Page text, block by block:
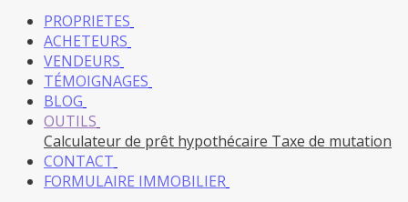
PROPRIETES
ACHETEURS
VENDEURS
TÉMOIGNAGES
BLOG
OUTILS
Calculateur de prêt hypothécaire Taxe de mutation
CONTACT
FORMULAIRE IMMOBILIER